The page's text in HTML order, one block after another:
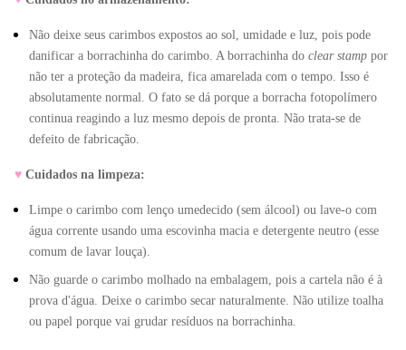
Não deixe seus carimbos expostos ao sol, umidade e luz, pois pode
danificar a borrachinha do carimbo. A borrachinha do clear stamp por
não ter a proteção da madeira, fica amarelada com o tempo. Isso é
absolutamente normal. O fato se dá porque a borracha fotopolímero
continua reagindo a luz mesmo depois de pronta. Não trata-se de
defeito de fabricação.
♥ Cuidados na limpeza:
Limpe o carimbo com lenço umedecido (sem álcool) ou lave-o com
água corrente usando uma escovinha macia e detergente neutro (esse
comum de lavar louça).
Não guarde o carimbo molhado na embalagem, pois a cartela não é à
prova d'água. Deixe o carimbo secar naturalmente. Não utilize toalha
ou papel porque vai grudar resíduos na borrachinha.